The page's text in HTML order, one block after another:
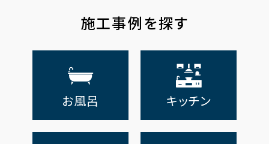
施工事例を探す
お風呂 キッチン